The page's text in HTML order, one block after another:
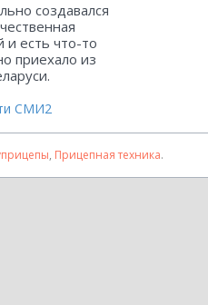
создавался
и есть что-то
приехало из
СМИ2
, Прицепная техника.